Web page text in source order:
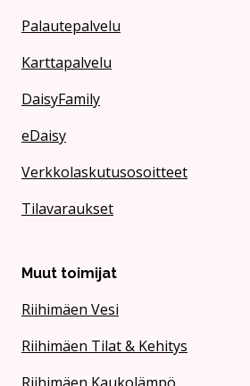
Palautepalvelu
Karttapalvelu
DaisyFamily
eDaisy
Verkkolaskutusosoitteet
Tilavaraukset
Muut toimijat
Riihimäen Vesi
Riihimäen Tilat & Kehitys